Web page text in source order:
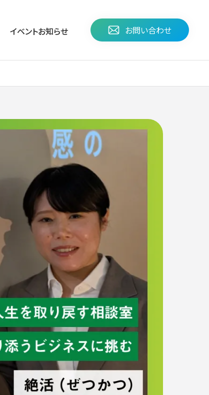
お問い合わせ
イベントお知らせ